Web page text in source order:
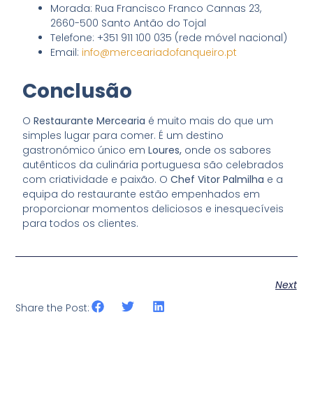
Morada: Rua Francisco Franco Cannas 23,
2660-500 Santo Antão do Tojal
Telefone: +351 911 100 035 (rede móvel nacional)
Email: info@merceariadofanqueiro.pt
Conclusão
ORestaurante Mercearia é muito mais do que um
simples lugar para comer. É um destino
gastronómico único emLoures, onde os sabores
autênticos da culinária portuguesa são celebrados
com criatividade e paixão. OChef Vitor Palmilha e a
equipa do restaurante estão empenhados em
proporcionar momentos deliciosos e inesquecíveis
para todos os clientes.
Next
Share the Post: